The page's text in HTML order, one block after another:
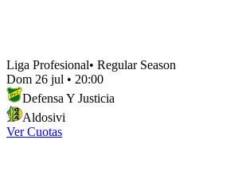
Liga Profesional• Regular Season
Dom 26 jul • 20:00
Defensa Y Justicia
Aldosivi
Ver Cuotas